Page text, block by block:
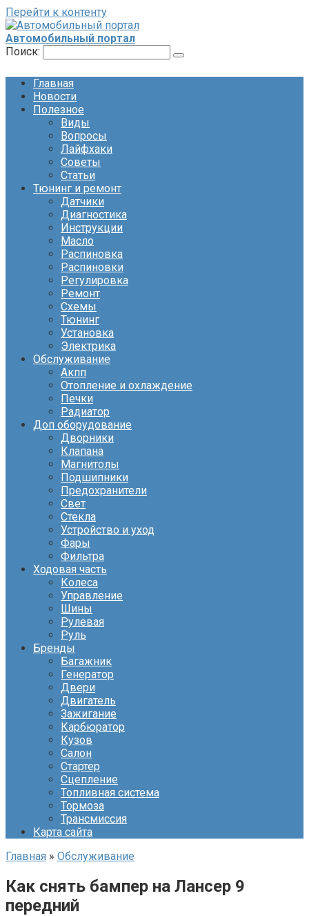
Перейти к контенту
Автомобильный портал
Поиск:
Главная
Новости
Полезное
Виды
Вопросы
Лайфхаки
Советы
Статьи
Тюнинг и ремонт
Датчики
Диагностика
Инструкции
Масло
Распиновка
Распиновки
Регулировка
Ремонт
Схемы
Тюнинг
Установка
Электрика
Обслуживание
Акпп
Отопление и охлаждение
Печки
Радиатор
Доп оборудование
Дворники
Клапана
Магнитолы
Подшипники
Предохранители
Свет
Стекла
Устройство и уход
Фары
Фильтра
Ходовая часть
Колеса
Управление
Шины
Рулевая
Руль
Бренды
Багажник
Генератор
Двери
Двигатель
Зажигание
Карбюратор
Кузов
Салон
Стартер
Сцепление
Топливная система
Тормоза
Трансмиссия
Карта сайта
Главная » Обслуживание
Как снять бампер на Лансер 9
передний